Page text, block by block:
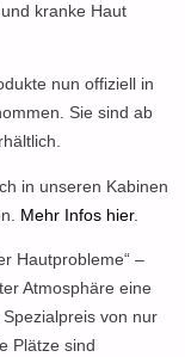
kranke Haut
nun offiziell in
Sie sind ab
in unseren Kabinen
Mehr Infos hier.
Hautprobleme“ –
Atmosphäre eine
von nur
Plätze sind